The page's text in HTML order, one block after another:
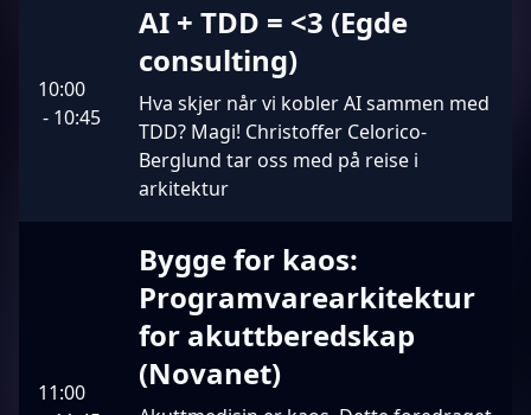
10:00
- 10:45
AI + TDD = <3 (Egde
consulting)
Hva skjer når vi kobler AI sammen med
TDD? Magi! Christoffer Celorico-
Berglund tar oss med på reise i
arkitektur
11:00
Bygge for kaos:
Programvarearkitektur
for akuttberedskap
(Novanet)